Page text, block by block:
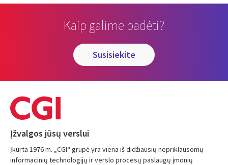
Kaip galime padėti?
susisiekite
Įžvalgos jūsų verslui
Įkurta 1976 m. „CGI“ grupė yra viena iš didžiausių nepriklausomų
informacinių technologijų ir verslo procesų paslaugų įmonių